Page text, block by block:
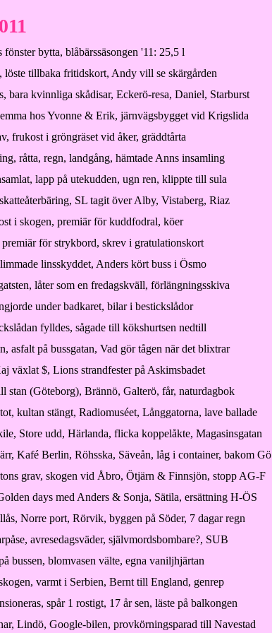
bytta, blåbärssäsongen '11: 25,5 l
löste tillbaka fritidskort, Andy vill se skärgården
bara kvinnliga skådisar, Eckerö-resa, Daniel, Starburst
hos Yvonne & Erik, järnvägsbygget vid Krigslida
frukost i gröngräset vid åker, gräddtårta
råtta, regn, landgång, hämtade Anns insamling
lapp på utekudden, ugn ren, klippte till sula
SL tagit över Alby, Vistaberg, Riaz
i skogen, premiär för kuddfodral, köer
för strykbord, skrev i gratulationskort
linsskyddet, Anders kört buss i Ösmo
låter som en fredagskväll, förlängningsskiva
under badkaret, bilar i bestickslådor
fylldes, sågade till kökshurtsen nedtill
asfalt på bussgatan, Vad gör tågen när det blixtrar
växlat $, Lions strandfester på Askimsbadet
stan (Göteborg), Brännö, Galterö, får, naturdagbok
kultan stängt, Radiomuséet, Långgatorna, lave ballade
Store udd, Härlanda, flicka koppelåkte, Magasinsgatan
Kafé Berlin, Röhsska, Säveån, låg i container, bakom Gö
grav, skogen vid Åbro, Ötjärn & Finnsjön, stopp AG-F
days med Anders & Sonja, Sätila, ersättning H-ÖS
Norre port, Rörvik, byggen på Söder, 7 dagar regn
avresedagsväder, självmordsbombare?, SUB
bussen, blomvasen välte, egna vaniljhjärtan
varmt i Serbien, Bernt till England, genrep
spår 1 rostigt, 17 år sen, läste på balkongen
Lindö, Google-bilen, provkörningsparad till Navestad